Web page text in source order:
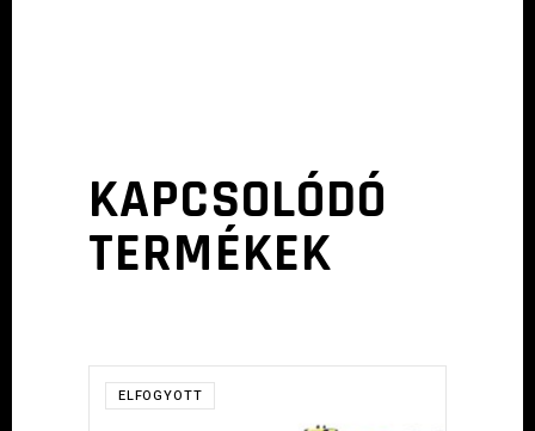
KAPCSOLÓDÓ
TERMÉKEK
ELFOGYOTT